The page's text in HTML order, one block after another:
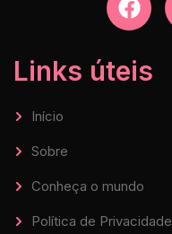
Links úteis
Início
Sobre
Conheça o mundo
Política de Privacidade